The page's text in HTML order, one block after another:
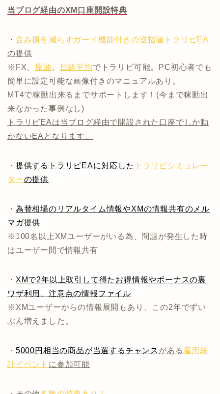
当ブログ経由のXM口座開設特典
・ 含み損を減らすガード機能付きの逆指値トラリピEA
の提供
※FX、
原油 日経平均でトラリピ可能。PC初心者でも
簡単に設定可能な画像付きのマニュアルあり。
MT4で稼動出来るまでサポートします！(今まで稼動出
来なかった事例なし)
トラリピEAは当ブログ経由で開設された口座でしか動
かないEAとなります。
・ 提供するトラリピEAに対応した トラリピシミュレー
ターの提供
・ 為替相場のリアルタイム情報やXMの情報共有のメル
マガ提供
※100名以上XMユーザーがいる為、問題が発生した時
はユーザー間で情報共有
・ XMで2年以上取引して得たお得情報やボーナスの裏
ワザ利用、注意点の情報ファイル
※XMユーザーからの情報展開もあり、この2年でずい
ぶん増えました。
・ 5000円相当の商品が当選するチャンス がある 雇用統
計イベント に参加可能